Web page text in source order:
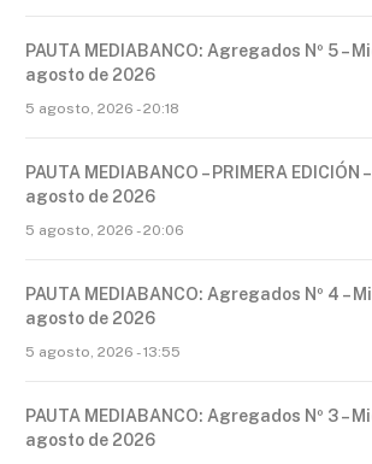
PAUTA MEDIABANCO: Agregados Nº 5 –
agosto de 2026
5 agosto, 2026 - 20:18
PAUTA MEDIABANCO – PRIMERA EDICIÓN
agosto de 2026
5 agosto, 2026 - 20:06
PAUTA MEDIABANCO: Agregados Nº 4 –
agosto de 2026
5 agosto, 2026 - 13:55
PAUTA MEDIABANCO: Agregados Nº 3 –
agosto de 2026